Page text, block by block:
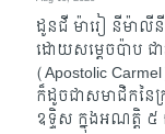
ដូនជី ម៉ារៀ នីម៉ាលីនី
ដោយសម្ដេចប៉ាប ជ
(Apostolic
ក៏ដូចជាសមាជិកនៃក្រុ
ឧទ្ទិស ក្នុងអណត្តិ ៥